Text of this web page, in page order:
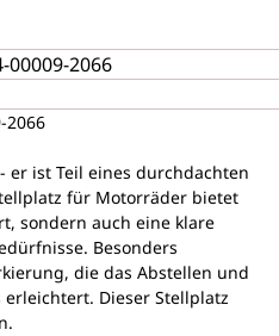
2066
2066
er ist Teil eines durchdachten
für Motorräder bietet
sondern auch eine klare
Besonders
die das Abstellen und
Dieser Stellplatz